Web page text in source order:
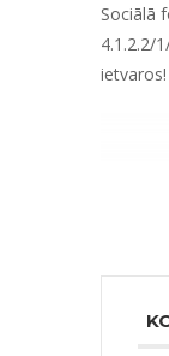
Sociālā
4.1.2.2/
ietvaros!